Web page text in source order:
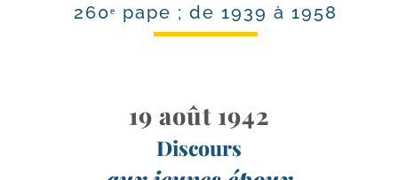
260ᵉ pape ; de 1939 à 1958
19 août 1942
Discours